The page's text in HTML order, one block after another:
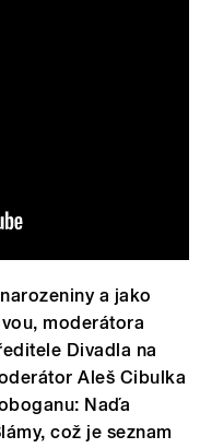
a jako
moderátora
Divadla na
Aleš Cibulka
Naďa
což je seznam